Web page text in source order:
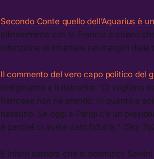
Secondo Conte quello dell’Aquarius è
allineamento con la Francia è chiaro
intenzione di rimanere nei margini della
Il commento del vero capo politico del
belligerante e il delirante: “Ci vogliono
francese non ne prendo. In quanto a
nessuno. Se oggi a Parigi c’è un
è perché ci avete dato fiducia.” (Sky
E infatti sembra che si ricominci: